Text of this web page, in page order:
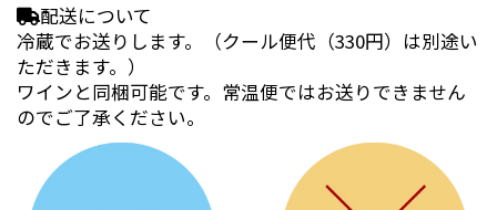
配送について
冷蔵でお送りします。（クール便代（330円）は別途い
ただきます。）
ワインと同梱可能です。常温便ではお送りできません
のでご了承ください。